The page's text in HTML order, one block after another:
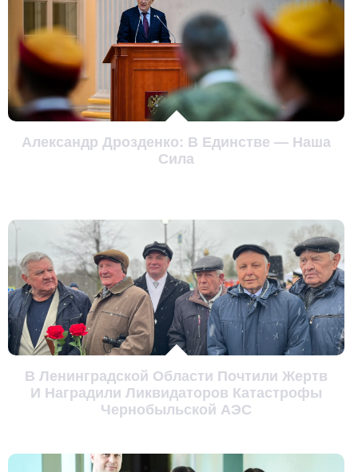
Александр Дрозденко: В Единстве — Наша
Сила
В Ленинградской Области Почтили Жертв
И Наградили Ликвидаторов Катастрофы
Чернобыльской АЭС